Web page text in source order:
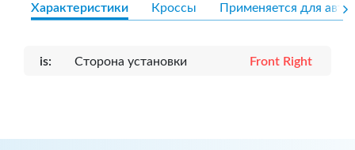
Характеристики Кроссы Применяется для авто
is: Сторона установки Front Right